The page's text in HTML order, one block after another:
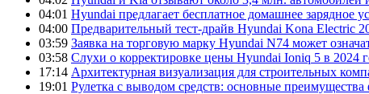
04:01 Hyundai предлагает бесплатное домашнее зарядное
04:00 Предварительный тест-драйв Hyundai Kona
03:59 Заявка на торговую марку Hyundai N74 может
03:58 Слухи о корректировке цены Hyundai Ioniq 5 в 2024
17:14 Архитектурная визуализация для строительных
19:01 Рулетка с выводом средств: основные преимущества